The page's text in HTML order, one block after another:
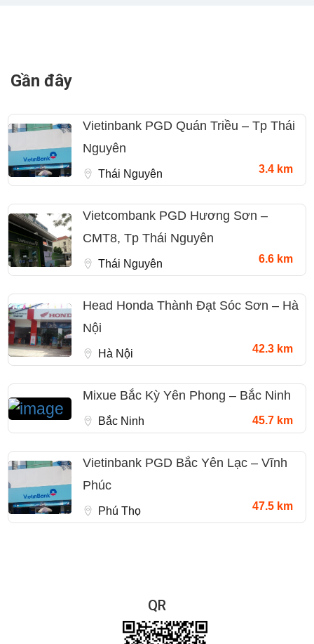
Gần đây
Vietinbank PGD Quán Triều – Tp Thái
Nguyên
Thái Nguyên 3.4 km
Vietcombank PGD Hương Sơn –
CMT8, Tp Thái Nguyên
Thái Nguyên 6.6 km
Head Honda Thành Đạt Sóc Sơn – Hà
Nội
Hà Nội 42.3 km
Mixue Bắc Kỳ Yên Phong – Bắc Ninh
Bắc Ninh 45.7 km
Vietinbank PGD Bắc Yên Lạc – Vĩnh
Phúc
Phú Thọ 47.5 km
QR